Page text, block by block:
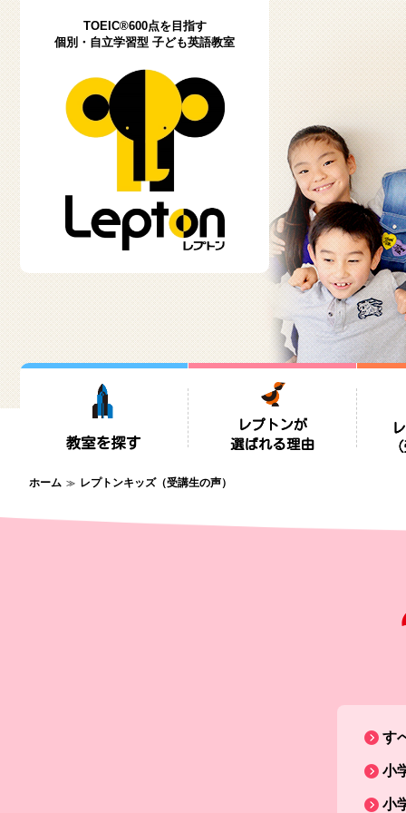
TOEIC®600点を目指す
個別・自立学習型 子ども英語教室
ホーム レプトンキッズ（受講生の声）
す
小
小